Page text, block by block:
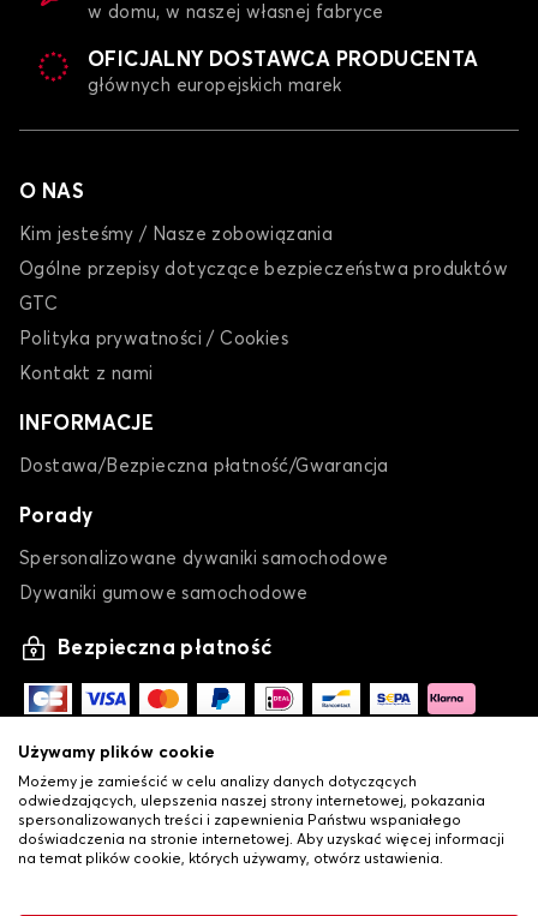
w domu, w naszej własnej fabryce
OFICJALNY DOSTAWCA PRODUCENTA
głównych europejskich marek
O NAS
Kim jesteśmy / Nasze zobowiązania
Ogólne przepisy dotyczące bezpieczeństwa produktów
GTC
Polityka prywatności / Cookies
Kontakt z nami
INFORMACJE
Dostawa/Bezpieczna płatność/Gwarancja
Porady
Spersonalizowane dywaniki samochodowe
Dywaniki gumowe samochodowe
Bezpieczna płatność
Używamy plików cookie
Możemy je zamieścić w celu analizy danych dotyczących
odwiedzających, ulepszenia naszej strony internetowej, pokazania
spersonalizowanych treści i zapewnienia Państwu wspaniałego
doświadczenia na stronie internetowej. Aby uzyskać więcej informacji
na temat plików cookie, których używamy, otwórz ustawienia.